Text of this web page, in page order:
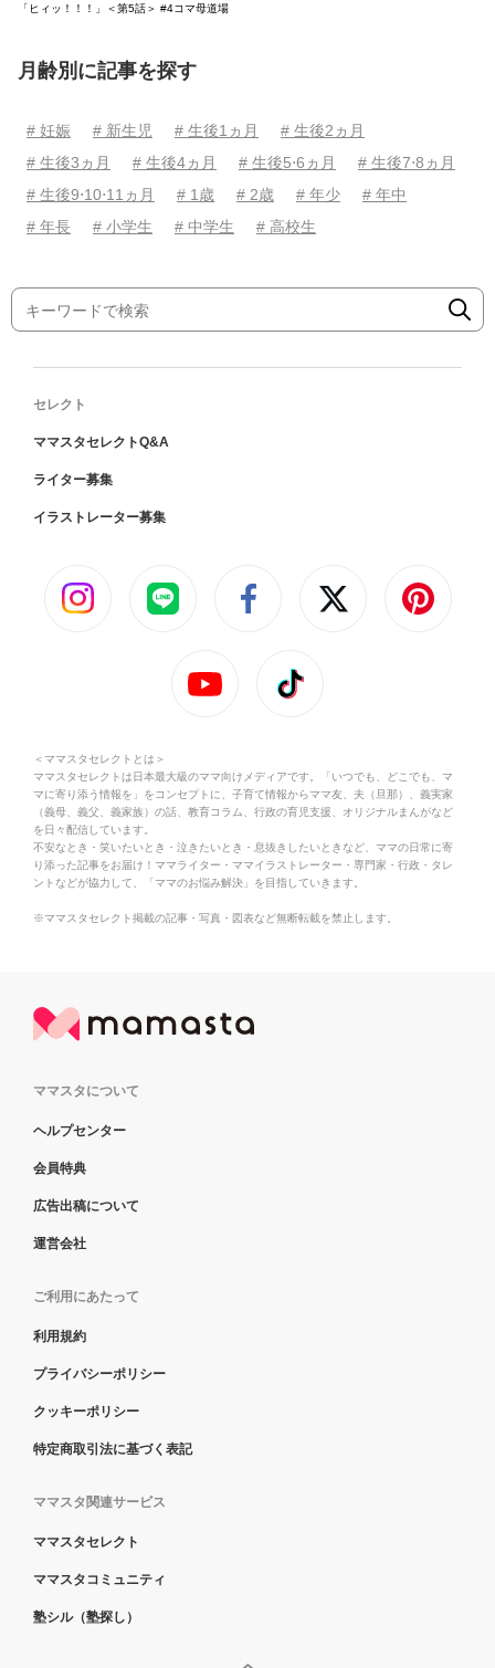
「ヒィッ！！！」＜第5話＞ #4コマ母道場
月齢別に記事を探す
# 妊娠 # 新生児 # 生後1ヵ月
# 生後2ヵ月
# 生後3ヵ月
# 生後4ヵ月 # 生後5⋅6ヵ月
# 生後7⋅8ヵ月
# 生後9⋅10⋅11ヵ月
# 1歳 # 2歳 # 年少
# 年中
# 年長
# 小学生 # 中学生 # 高校生
セレクト
ママスタセレクトQ&A
ライター募集
イラストレーター募集
＜ママスタセレクトとは＞
ママスタセレクトは日本最大級のママ向けメディアです。「いつでも、どこでも、マ
マに寄り添う情報を」をコンセプトに、子育て情報からママ友、夫（旦那）、義実家
（義母、義父、義家族）の話、教育コラム、行政の育児支援、オリジナルまんがなど
を日々配信しています。
不安なとき・笑いたいとき・泣きたいとき・息抜きしたいときなど、ママの日常に寄
り添った記事をお届け！ママライター・ママイラストレーター・専門家・行政・タレ
ントなどが協力して、「ママのお悩み解決」を目指していきます。
※ママスタセレクト掲載の記事・写真・図表など無断転載を禁止します。
ママスタについて
ヘルプセンター
会員特典
広告出稿について
運営会社
ご利用にあたって
利用規約
プライバシーポリシー
クッキーポリシー
特定商取引法に基づく表記
ママスタ関連サービス
ママスタセレクト
ママスタコミュニティ
塾シル（塾探し）